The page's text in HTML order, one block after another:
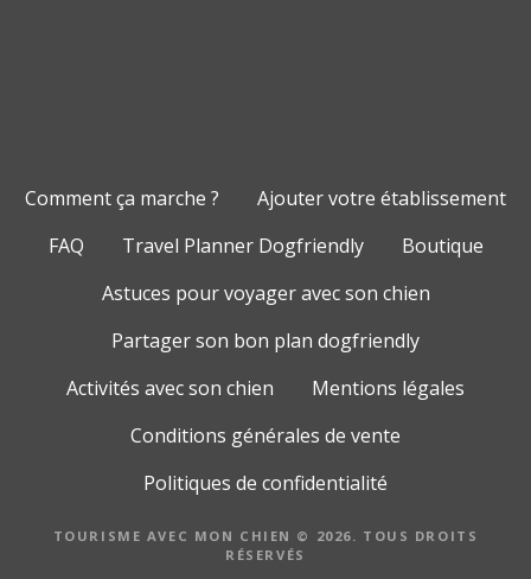
Comment ça marche ?
Ajouter votre établissement
FAQ
Travel Planner Dogfriendly
Boutique
Astuces pour voyager avec son chien
Partager son bon plan dogfriendly
Activités avec son chien
Mentions légales
Conditions générales de vente
Politiques de confidentialité
TOURISME AVEC MON CHIEN © 2026. TOUS DROITS
RÉSERVÉS